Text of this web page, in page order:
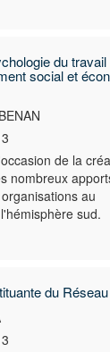
du travail
social et
de la
nombreux
au
sud.
du